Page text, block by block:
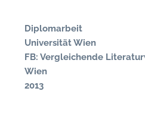
Diplomarbeit
Universität Wien
FB: Vergleichende
Wien
2013